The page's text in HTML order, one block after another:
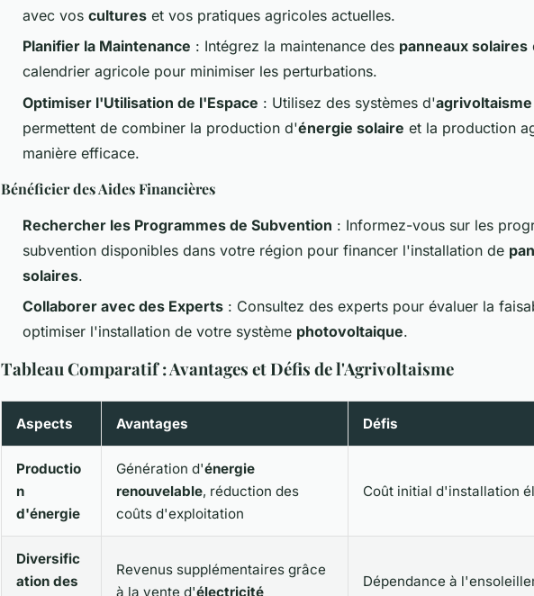
avec vos cultures et vos pratiques agricoles actuelles.
Planifier la Maintenance : Intégrez la maintenance des panneaux solaires
calendrier agricole pour minimiser les perturbations.
Optimiser l'Utilisation de l'Espace : Utilisez des systèmes d'agrivoltaisme
permettent de combiner la production d'énergie solaire et la production
manière efficace.
Bénéficier des Aides Financières
Rechercher les Programmes de Subvention : Informez-vous sur les
subvention disponibles dans votre région pour financer l'installation de
solaires.
Collaborer avec des Experts : Consultez des experts pour évaluer la
optimiser l'installation de votre système photovoltaique.
Tableau Comparatif : Avantages et Défis de l'Agrivoltaisme
Aspects Avantages Défis
Productio
n
d'énergie
Génération d'énergie
renouvelable, réduction des
coûts d'exploitation
Coût initial d'installation
Diversific
ation des
Revenus supplémentaires grâce
à la vente d'électricité
Dépendance à